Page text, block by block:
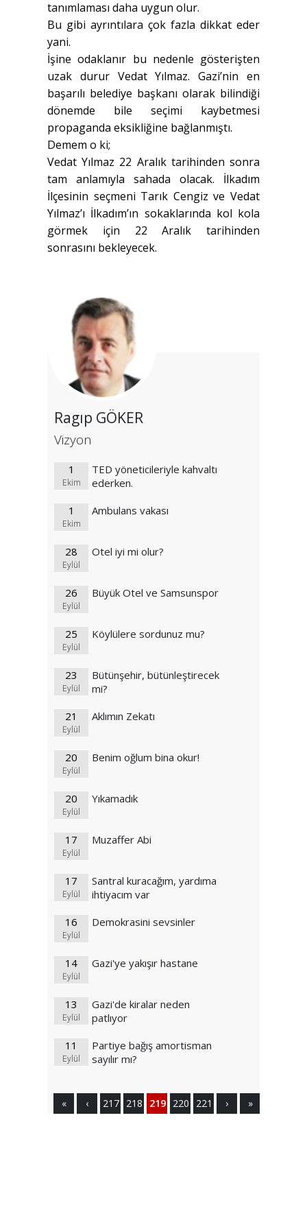
tanımlaması daha uygun olur.
Bu gibi ayrıntılara çok fazla dikkat eder
yani.
İşine odaklanır bu nedenle gösterişten
uzak durur Vedat Yılmaz. Gazi’nin en
başarılı belediye başkanı olarak bilindiği
dönemde bile seçimi kaybetmesi
propaganda eksikliğine bağlanmıştı.
Demem o ki;
Vedat Yılmaz 22 Aralık tarihinden sonra
tam anlamıyla sahada olacak. İlkadım
İlçesinin seçmeni Tarık Cengiz ve Vedat
Yılmaz’ı İlkadım’ın sokaklarında kol kola
görmek için 22 Aralık tarihinden
sonrasını bekleyecek.
Ragıp GÖKER
Vizyon
1
Ekim
TED yöneticileriyle kahvaltı
ederken.
1
Ekim
Ambulans vakası
28
Eylül
Otel iyi mi olur?
26
Eylül
Büyük Otel ve Samsunspor
25
Eylül
Köylülere sordunuz mu?
23
Eylül
Bütünşehir, bütünleştirecek
mi?
21
Eylül
Aklımın Zekatı
20
Eylül
Benim oğlum bina okur!
20
Eylül
Yıkamadık
17
Eylül
Muzaffer Abi
17
Eylül
Santral kuracağım, yardıma
ihtiyacım var
16
Eylül
Demokrasini sevsinler
14
Eylül
Gazi'ye yakışır hastane
13
Eylül
Gazi'de kiralar neden
patlıyor
11
Eylül
Partiye bağış amortisman
sayılır mı?
« ‹ 217 218 219 220 221 › »